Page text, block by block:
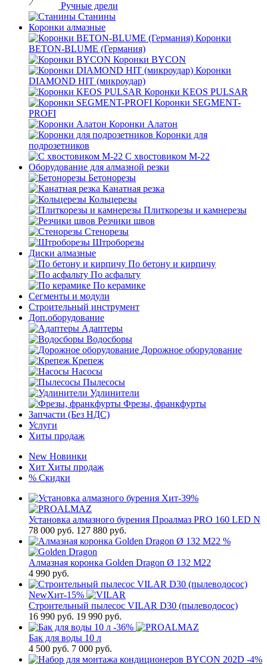
Ручные дрели
Станины
Коронки алмазные
Коронки
BETON-BLUME (Германия)
Коронки BYCON
Коронки
DIAMOND HIT (микроудар)
Коронки KEOS PULSAR
Коронки SEGMENT-
PROFI
Коронки Алатон
Коронки для
подрозетников
С хвостовиком М-22
Оборудование для алмазной резки
Бетонорезы
Канатная резка
Кольцерезы
Плиткорезы и камнерезы
Резчики швов
Стенорезы
Штроборезы
Диски алмазные
По бетону и кирпичу
По асфальту
По керамике
Сегменты и модули
Строительный инструмент
Доп.оборудование
Адаптеры
Водосборы
Дорожное оборудование
Крепеж
Насосы
Пылесосы
Удлинители
Фрезы, франкфурты
Запчасти (Без НДС)
Услуги
Хиты продаж
New Новинки
Хит Хиты продаж
% Скидки
Хит-39%
Установка алмазного бурения Проалмаз PRO 160 LED N
78 000 руб. 127 880 руб.
%
Алмазная коронка Golden Dragon Ø 132 М22
4 990 руб.
NewХит-15%
Строительный пылесос VILAR D30 (пылеводосос)
16 990 руб. 19 990 руб.
-36%
Бак для воды 10 л
4 500 руб. 7 000 руб.
-4%